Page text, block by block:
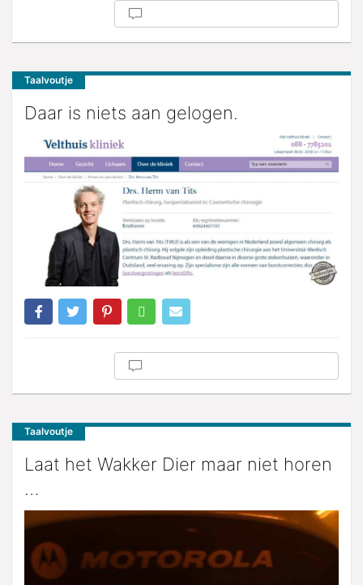
Taalvoutje
Daar is niets aan gelogen.
Taalvoutje
Laat het Wakker Dier maar niet horen
…